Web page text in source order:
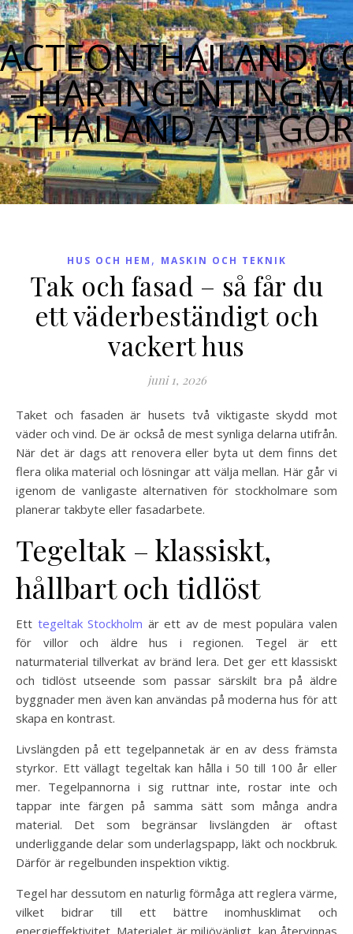
– HAR INGENTING
THAILAND ATT
HUS OCH HEM , MASKIN OCH TEKNIK
Tak och fasad – så får du
ett väderbeständigt och
vackert hus
juni 1, 2026
Taket och fasaden är husets två viktigaste skydd mot
väder och vind. De är också de mest synliga delarna utifrån.
När det är dags att renovera eller byta ut dem finns det
flera olika material och lösningar att välja mellan. Här går vi
igenom de vanligaste alternativen för stockholmare som
planerar takbyte eller fasadarbete.
Tegeltak – klassiskt,
hållbart och tidlöst
Ett tegeltak Stockholm är ett av de mest populära valen
för villor och äldre hus i regionen. Tegel är ett
naturmaterial tillverkat av bränd lera. Det ger ett klassiskt
och tidlöst utseende som passar särskilt bra på äldre
byggnader men även kan användas på moderna hus för att
skapa en kontrast.
Livslängden på ett tegelpannetak är en av dess främsta
styrkor. Ett vällagt tegeltak kan hålla i 50 till 100 år eller
mer. Tegelpannorna i sig ruttnar inte, rostar inte och
tappar inte färgen på samma sätt som många andra
material. Det som begränsar livslängden är oftast
underliggande delar som underlagspapp, läkt och nockbruk.
Därför är regelbunden inspektion viktig.
Tegel har dessutom en naturlig förmåga att reglera värme,
vilket bidrar till ett bättre inomhusklimat och
energieffektivitet. Materialet är miljövänligt, kan återvinnas